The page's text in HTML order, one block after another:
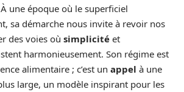
une époque où le superficiel
sa démarche nous invite à revoir nos
des voies où simplicité et
harmonieusement. Son régime est
alimentaire ; c’est un appel à une
large, un modèle inspirant pour les